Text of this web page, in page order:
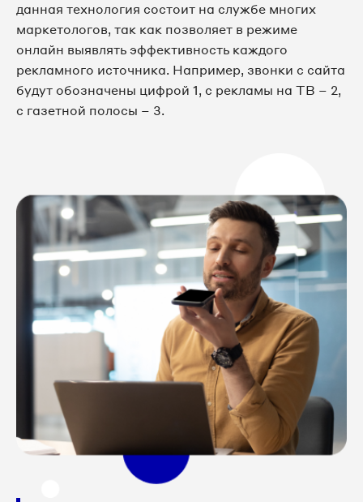
данная технология состоит на службе многих
маркетологов, так как позволяет в режиме
онлайн выявлять эффективность каждого
рекламного источника. Например, звонки с сайта
будут обозначены цифрой 1, с рекламы на ТВ – 2,
с газетной полосы – 3.